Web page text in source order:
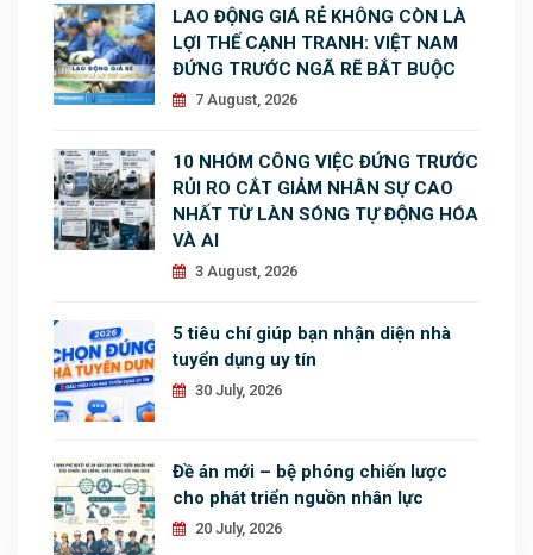
LAO ĐỘNG GIÁ RẺ KHÔNG CÒN LÀ
LỢI THẾ CẠNH TRANH: VIỆT NAM
ĐỨNG TRƯỚC NGÃ RẼ BẮT BUỘC
7 August, 2026
10 NHÓM CÔNG VIỆC ĐỨNG TRƯỚC
RỦI RO CẮT GIẢM NHÂN SỰ CAO
NHẤT TỪ LÀN SÓNG TỰ ĐỘNG HÓA
VÀ AI
3 August, 2026
5 tiêu chí giúp bạn nhận diện nhà
tuyển dụng uy tín
30 July, 2026
Đề án mới – bệ phóng chiến lược
cho phát triển nguồn nhân lực
20 July, 2026